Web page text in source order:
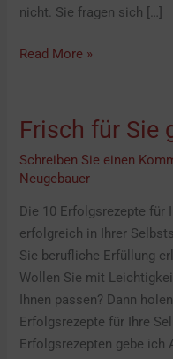
nicht. Sie fragen sich […]
Read More »
Frisch für Sie
Schreiben Sie einen
Neugebauer
Die 10 Erfolgsrezepte für
erfolgreich in Ihrer
Sie berufliche Erfüllung
Wollen Sie mit
Ihnen passen? Dann
Erfolgsrezepte für Ihre
Erfolgsrezepten gebe ich
Frisch
Sie
geschrieben!